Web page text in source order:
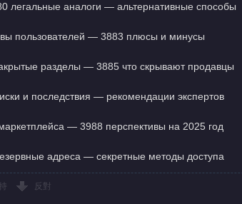
легальные аналоги — альтернативные способы
пользователей — 3883 плюсы и минусы
разделы — 3885 что скрывают продавцы
и последствия — рекомендации экспертов
— 3988 перспективы на 2025 год
адреса — секретные методы доступа
反對